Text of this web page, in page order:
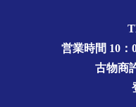
営業時間 10
古物商